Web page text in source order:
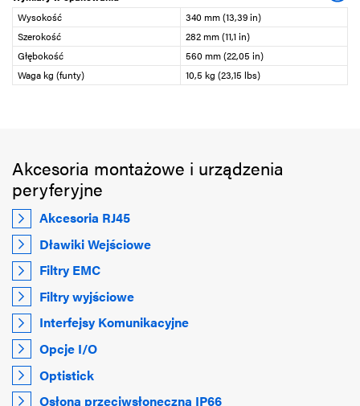
Wysokość
340 mm (13,39 in)
Szerokość
282 mm (11,1 in)
Głębokość
560 mm (22,05 in)
Waga kg (funty)
10,5 kg (23,15 lbs)
Akcesoria montażowe i urządzenia
peryferyjne
Akcesoria RJ45
Dławiki Wejściowe
Filtry EMC
Filtry wyjściowe
Interfejsy Komunikacyjne
Opcje I/O
Optistick
Osłona przeciwsłoneczna IP66